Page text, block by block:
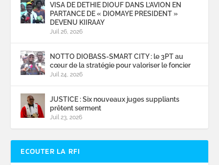
VISA DE DETHIE DIOUF DANS L’AVION EN
PARTANCE DE « DIOMAYE PRESIDENT »
DEVENU KIIRAAY
Juil 26, 2026
NOTTO DIOBASS-SMART CITY : le 3PT au
cœur de la stratégie pour valoriser le foncier
Juil 24, 2026
JUSTICE : Six nouveaux juges suppliants
prêtent serment
Juil 23, 2026
ECOUTER LA RFI